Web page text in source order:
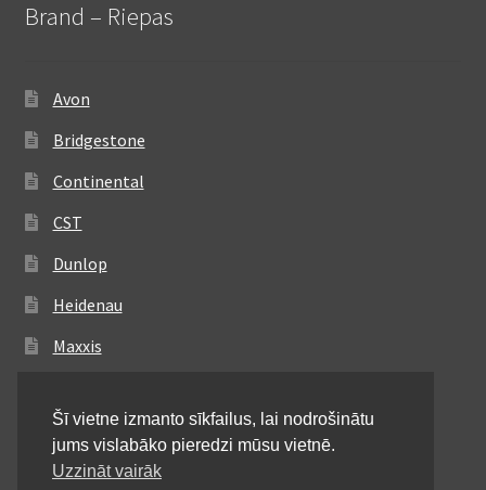
Brand – Riepas
Avon
Bridgestone
Continental
CST
Dunlop
Heidenau
Maxxis
Michelin
Mitas
Šī vietne izmanto sīkfailus, lai nodrošinātu
jums vislabāko pieredzi mūsu vietnē.
Uzzināt vairāk